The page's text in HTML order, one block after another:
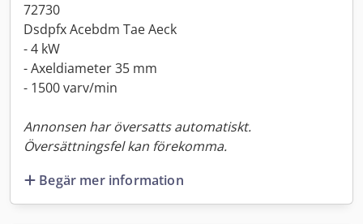
72730
Dsdpfx Acebdm Tae Aeck
- 4 kW
- Axeldiameter 35 mm
- 1500 varv/min
Annonsen har översatts automatiskt.
Översättningsfel kan förekomma.
Begär mer information